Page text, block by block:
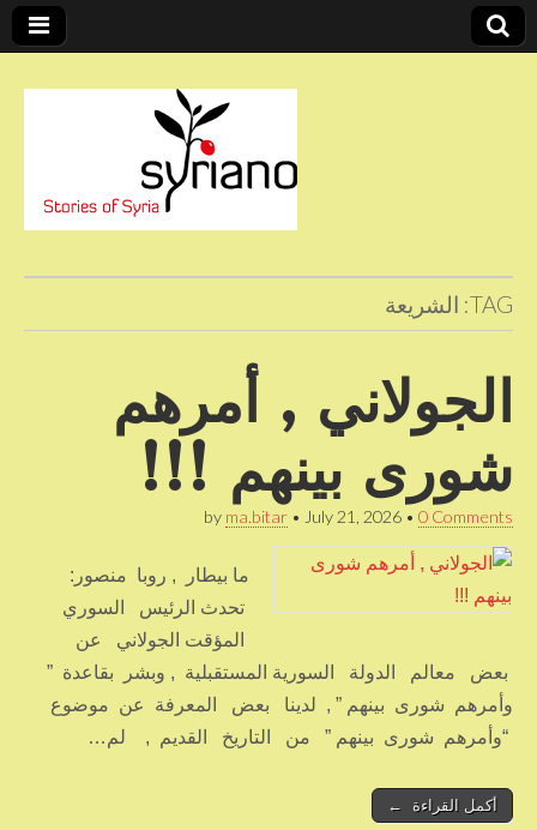
TAG: الشريعة
الجولاني , أمرهم
شورى بينهم !!!
by ma.bitar • July 21, 2026 • 0 Comments
ما بيطار , روبا منصور:
تحدث الرئيس السوري
المؤقت الجولاني عن
بعض معالم الدولة السورية المستقبلية , وبشر بقاعدة ”
وأمرهم شورى بينهم ” , لدينا بعض المعرفة عن موضوع
“وأمرهم شورى بينهم ” من التاريخ القديم , لم…
أكمل القراءة ←